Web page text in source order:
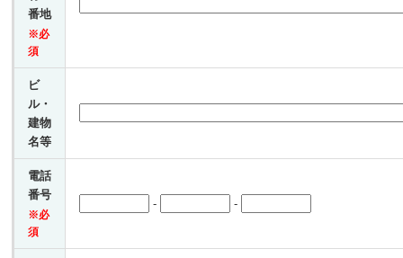
番地
※必
須
ビ
ル・
建物
名等
電話
番号
※必
須
- -